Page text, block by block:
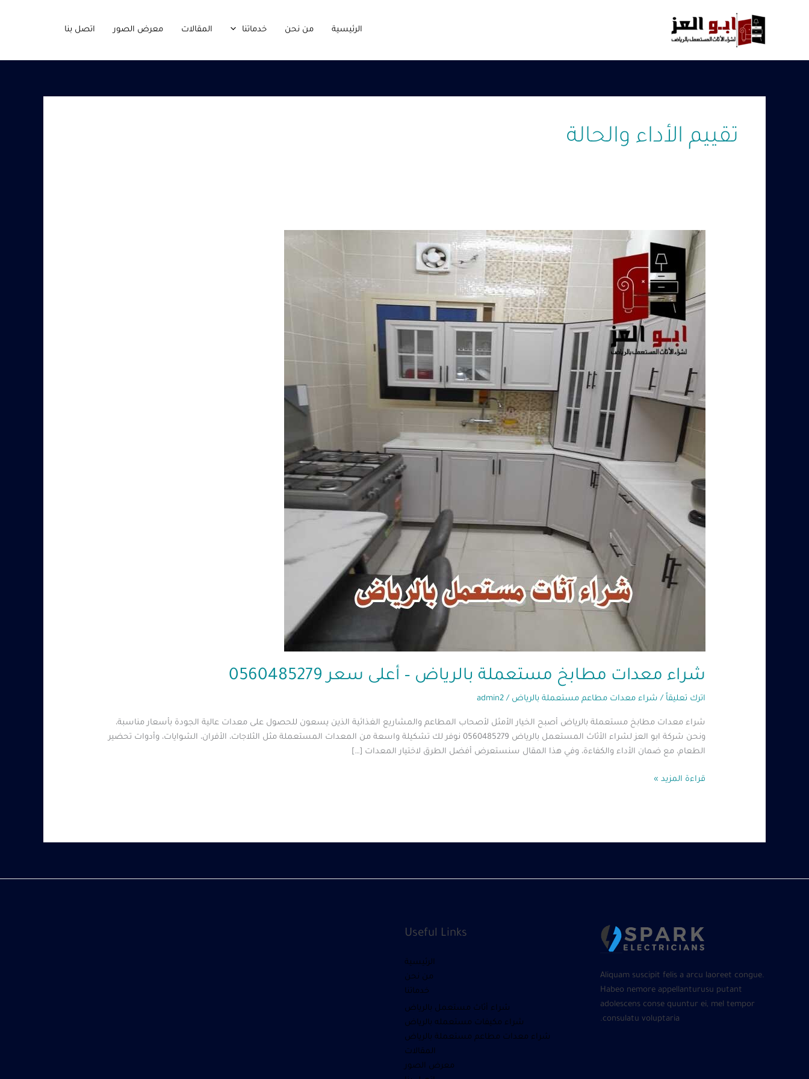
الرئيسية من نحن خدماتنا المقالات معرض الصور اتصل بنا
تقييم الأداء والحالة
شراء معدات مطابخ مستعملة بالرياض – أعلى سعر 0560485279
اترك تعليقاً / شراء معدات مطاعم مستعملة بالرياض /
admin2
شراء معدات مطابخ مستعملة بالرياض أصبح الخيار الأمثل لأصحاب المطاعم والمشاريع الغذائية الذين يسعون للحصول على معدات عالية الجودة بأسعار مناسبة،
ونحن شركة ابو العز لشراء الأثاث المستعمل بالرياض 0560485279 نوفر لك تشكيلة واسعة من المعدات المستعملة مثل الثلاجات، الأفران، الشوايات، وأدوات تحضير
الطعام، مع ضمان الأداء والكفاءة، وفي هذا المقال سنستعرض أفضل الطرق لاختيار المعدات […]
شراء
معدات
مطابخ
مستعملة
بالرياض
–
0560485279
قراءة المزيد »
Aliquam suscipit felis a arcu laoreet congue.
Habeo nemore appellanturusu putant
adolescens conse quuntur ei, mel tempor
consulatu voluptaria.
Useful Links
الرئيسية
من نحن
خدماتنا
شراء أثاث مستعمل بالرياض
شراء مكيفات مستعمله بالرياض
شراء معدات مطاعم مستعملة بالرياض
المقالات
معرض الصور